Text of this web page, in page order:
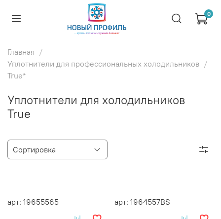
0
Главная
Уплотнители для профессиональных холодильников
True*
Уплотнители для холодильников
True
арт: 19655565 арт: 1964557BS